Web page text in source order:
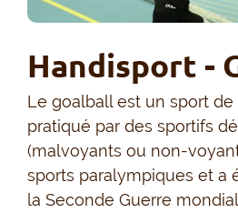
Handisport -
Le goalball est un sport
pratiqué par des sportifs
(malvoyants ou non-
sports paralympiques et a
la Seconde Guerre